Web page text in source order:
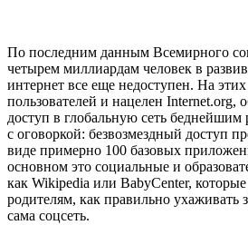
По последним данным Всемирного
четырем миллиардам человек в
интернет все еще недоступен. На
пользователей и нацелен
доступ в глобальную сеть
с оговоркой: безвозмездный доступ
виде примерно 100 базовых
основном это социальные и
как Wikipedia или BabyCenter,
родителям, как правильно
сама соцсеть.